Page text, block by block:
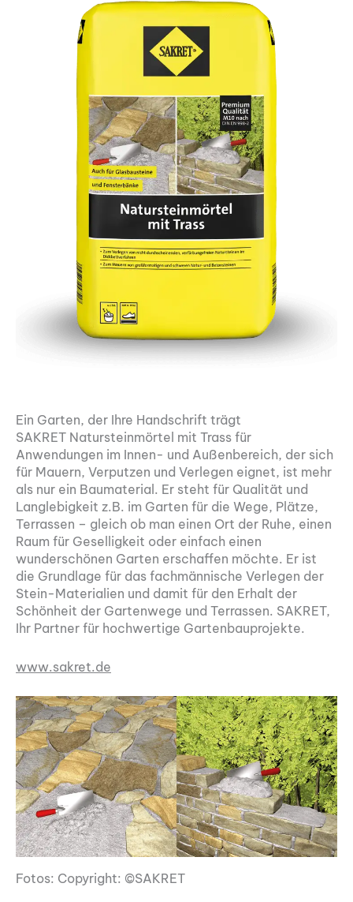
Ein Garten, der Ihre Handschrift trägt
SAKRET Natursteinmörtel mit Trass für
Anwendungen im Innen- und Außenbereich, der sich
für Mauern, Verputzen und Verlegen eignet, ist mehr
als nur ein Baumaterial. Er steht für Qualität und
Langlebigkeit z.B. im Garten für die Wege, Plätze,
Terrassen – gleich ob man einen Ort der Ruhe, einen
Raum für Geselligkeit oder einfach einen
wunderschönen Garten erschaffen möchte. Er ist
die Grundlage für das fachmännische Verlegen der
Stein-Materialien und damit für den Erhalt der
Schönheit der Gartenwege und Terrassen. SAKRET,
Ihr Partner für hochwertige Gartenbauprojekte.
www.sakret.de
Fotos: Copyright: ©SAKRET